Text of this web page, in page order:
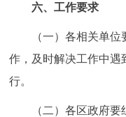
六、工作要求
（一）各相关单位
作，及时解决工作中遇
行。
（二）各区政府要